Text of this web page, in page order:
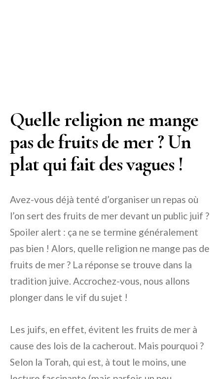
Quelle religion ne mange
pas de fruits de mer ? Un
plat qui fait des vagues !
Avez-vous déjà tenté d’organiser un repas où
l’on sert des fruits de mer devant un public juif ?
Spoiler alert : ça ne se termine généralement
pas bien ! Alors, quelle religion ne mange pas de
fruits de mer ? La réponse se trouve dans la
tradition juive. Accrochez-vous, nous allons
plonger dans le vif du sujet !
Les juifs, en effet, évitent les fruits de mer à
cause des lois de la cacherout. Mais pourquoi ?
Selon la Torah, qui est, à tout le moins, une